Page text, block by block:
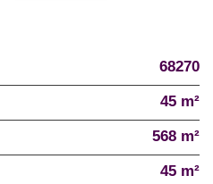
68270
45 m²
568 m²
45 m²